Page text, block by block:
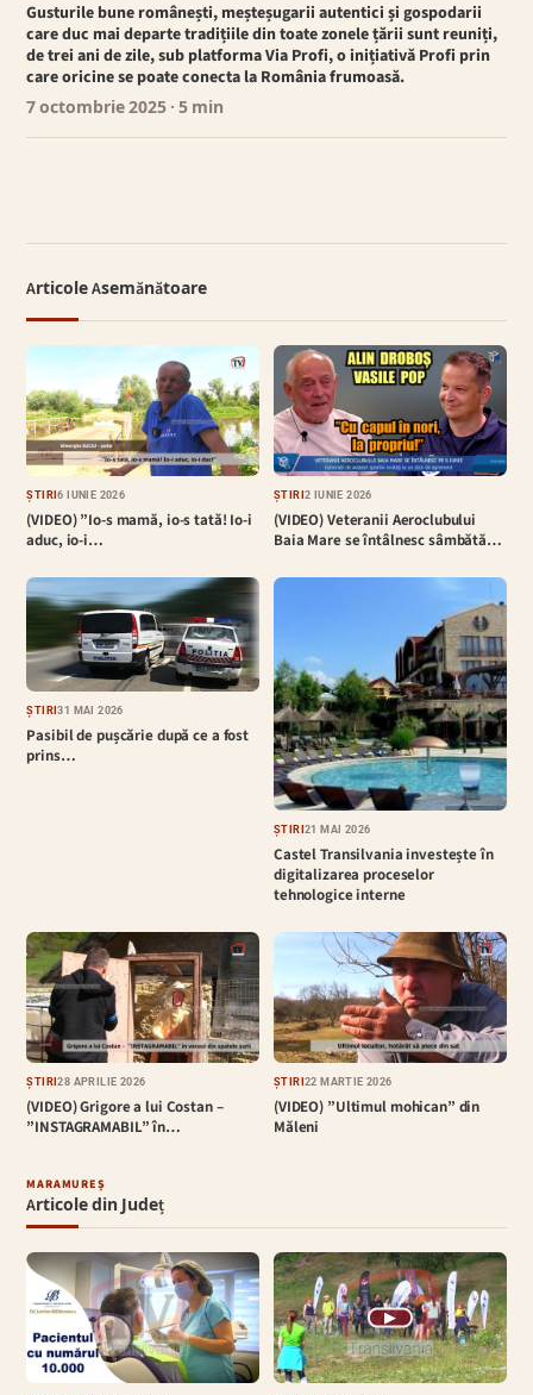
Gusturile bune românești, meșteșugarii autentici și gospodarii
care duc mai departe tradițiile din toate zonele țării sunt reuniți,
de trei ani de zile, sub platforma Via Profi, o inițiativă Profi prin
care oricine se poate conecta la România frumoasă.
7 octombrie 2025 · 5 min
Articole Asemănătoare
ȘTIRI6 IUNIE 2026
(VIDEO) ”Io-s mamă, io-s tată! Io-i
aduc, io-i…
ȘTIRI2 IUNIE 2026
(VIDEO) Veteranii Aeroclubului
Baia Mare se întâlnesc sâmbătă…
ȘTIRI31 MAI 2026
Pasibil de pușcărie după ce a fost
prins…
ȘTIRI21 MAI 2026
Castel Transilvania investește în
digitalizarea proceselor
tehnologice interne
ȘTIRI28 APRILIE 2026
(VIDEO) Grigore a lui Costan –
”INSTAGRAMABIL” în…
ȘTIRI22 MARTIE 2026
(VIDEO) ”Ultimul mohican” din
Măleni
MARAMUREȘ
Articole din Județ
▶